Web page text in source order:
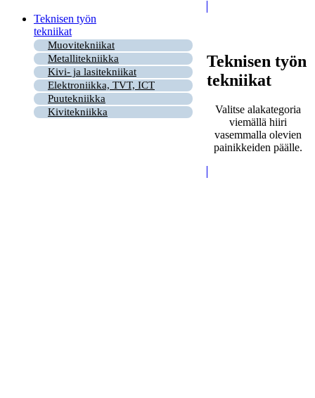
Teknisen työn
tekniikat
Muovitekniikat
Metallitekniikka
Kivi- ja lasitekniikat
Elektroniikka, TVT, ICT
Puutekniikka
Kivitekniikka
Teknisen työn
tekniikat
Valitse alakategoria
viemällä hiiri
vasemmalla olevien
painikkeiden päälle.